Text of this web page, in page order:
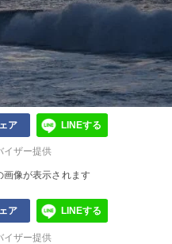
ア LINEする
イザー提供
像が表示されます
ア LINEする
イザー提供